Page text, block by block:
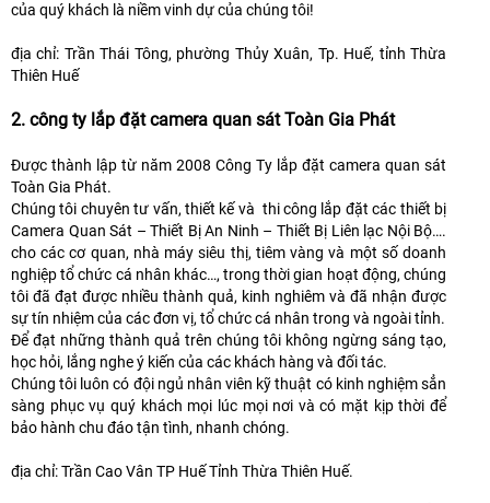
của quý khách là niềm vinh dự của chúng tôi!
địa chỉ: Trần Thái Tông, phường Thủy Xuân, Tp. Huế, tỉnh Thừa
Thiên Huế
2. công ty lắp đặt camera quan sát Toàn Gia Phát
Được thành lập từ năm 2008 Công Ty lắp đặt camera quan sát
Toàn Gia Phát.
Chúng tôi chuyên tư vấn, thiết kế và thi công lắp đặt các thiết bị
Camera Quan Sát – Thiết Bị An Ninh – Thiết Bị Liên lạc Nội Bộ….
cho các cơ quan, nhà máy siêu thị, tiêm vàng và một số doanh
nghiệp tổ chức cá nhân khác…, trong thời gian hoạt động, chúng
tôi đã đạt được nhiều thành quả, kinh nghiêm và đã nhận được
sự tín nhiệm của các đơn vị, tổ chức cá nhân trong và ngoài tỉnh.
Để đạt những thành quả trên chúng tôi không ngừng sáng tạo,
học hỏi, lắng nghe ý kiến của các khách hàng và đối tác.
Chúng tôi luôn có đội ngủ nhân viên kỹ thuật có kinh nghiệm sẳn
sàng phục vụ quý khách mọi lúc mọi nơi và có mặt kịp thời để
bảo hành chu đáo tận tình, nhanh chóng.
địa chỉ: Trần Cao Vân TP Huế Tỉnh Thừa Thiên Huế.